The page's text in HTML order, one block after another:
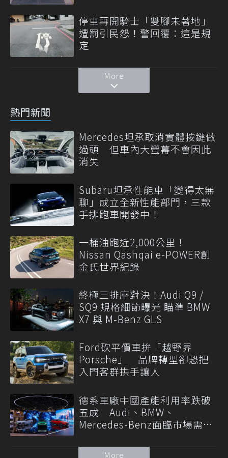
停車再開騎士「雙腳未著地」
遭罰引民怨！警回覆：這是規
定
More
熱門新聞
Mercedes坦承取消實體按鍵做
過頭 但車內大螢幕不會因此
消失
Subaru坦承性能車「變得太無
聊」成立全新性能部門，三款
手排跑車開發中！
一桶油跑近2,000公里！
Nissan Qashqai e-POWER創
金氏世界紀錄
終極三排座對決！Audi Q9 /
SQ9 規格細節曝光 瞄準 BMW
X7 與 M-Benz GLS
Ford砍平價車拚「越野界
Porsche」 品牌轉型卻恐把
入門客群拱手讓人
德系車廠中國產能利用率跌破
五成 Audi、BMW、
Mercedes-Benz面臨市場需求
More